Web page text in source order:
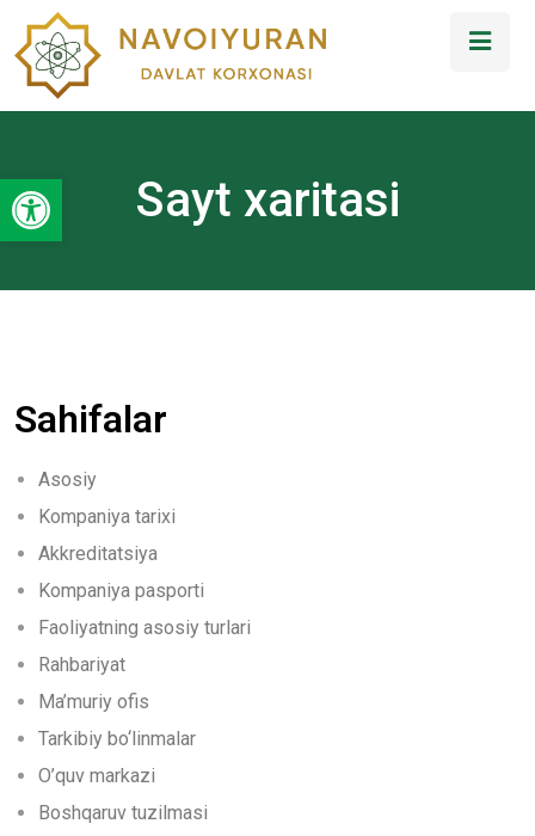
Open toolbar Sayt xaritasi
Sahifalar
Asosiy
Kompaniya tarixi
Akkreditatsiya
Kompaniya pasporti
Faoliyatning asosiy turlari
Rahbariyat
Ma’muriy ofis
Tarkibiy bo‘linmalar
O’quv markazi
Boshqaruv tuzilmasi